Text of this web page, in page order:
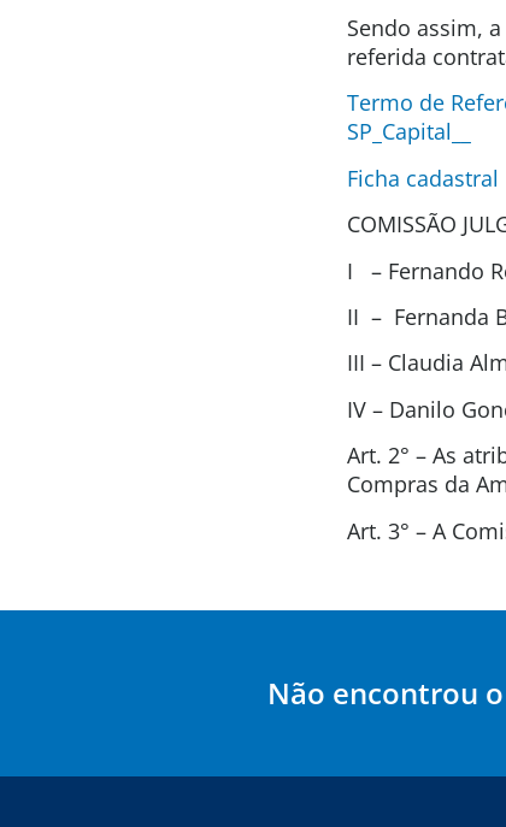
Sendo assim,
referida
Termo de
SP_Capital__
Ficha cadastral
COMISSÃO
I – Fernando
II – Fernanda
III – Claudia
IV – Danilo
Art. 2° – As
Compras da
Art. 3° – A
Não encontrou